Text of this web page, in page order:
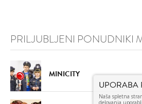
PRILJUBLJENI PONUDNIKI
MINICITY